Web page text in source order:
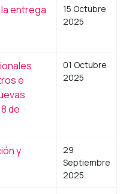
entrega
15 Octubre
2025
e
de
01 Octubre
2025
y
29
Septiembre
2025